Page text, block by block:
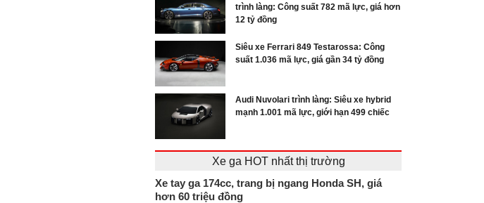
trình làng: Công suất 782 mã lực, giá hơn
12 tỷ đồng
Siêu xe Ferrari 849 Testarossa: Công
suất 1.036 mã lực, giá gần 34 tỷ đồng
Audi Nuvolari trình làng: Siêu xe hybrid
mạnh 1.001 mã lực, giới hạn 499 chiếc
Xe ga HOT nhất thị trường
Xe tay ga 174cc, trang bị ngang Honda SH, giá
hơn 60 triệu đồng